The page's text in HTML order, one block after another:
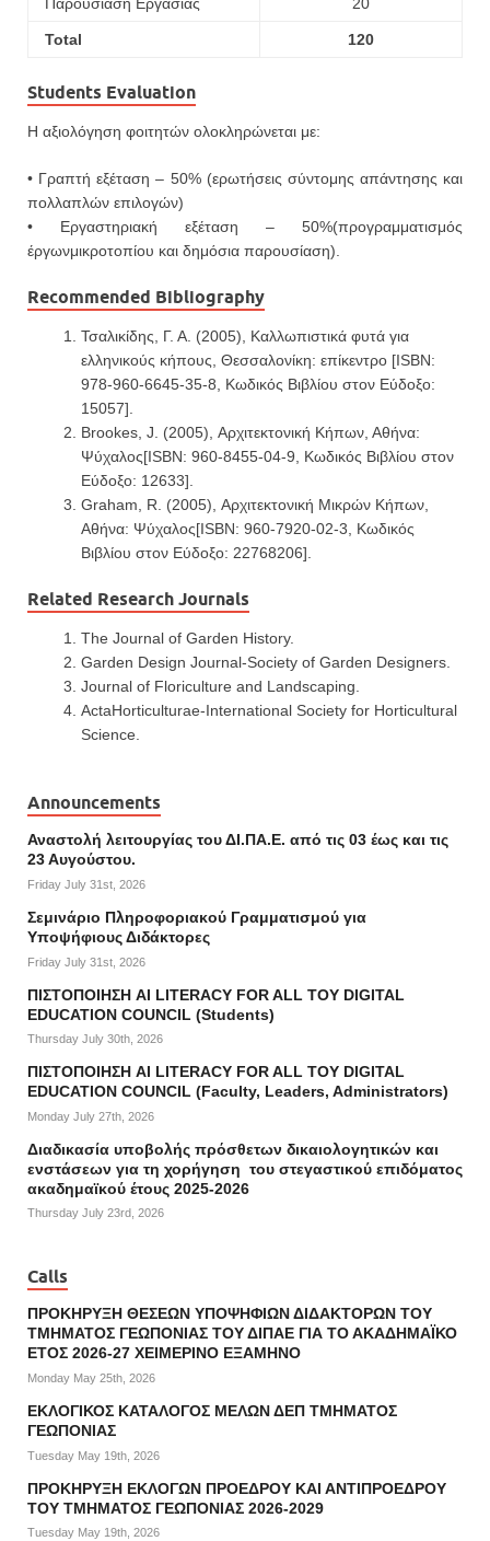
Παρουσίαση Εργασίας 20
Total 120
Students Evaluation
Η αξιολόγηση φοιτητών ολοκληρώνεται με:
• Γραπτή εξέταση – 50% (ερωτήσεις σύντομης απάντησης και
πολλαπλών επιλογών)
• Εργαστηριακή εξέταση – 50%(προγραμματισμός
έργωνμικροτοπίου και δημόσια παρουσίαση).
Recommended Bibliography
Τσαλικίδης, Γ. Α. (2005), Καλλωπιστικά φυτά για
ελληνικούς κήπους, Θεσσαλονίκη: επίκεντρο [ISBN:
978-960-6645-35-8, Κωδικός Βιβλίου στον Εύδοξο:
15057].
Brookes, J. (2005), Αρχιτεκτονική Κήπων, Αθήνα:
Ψύχαλος[ISBN: 960-8455-04-9, Κωδικός Βιβλίου στον
Εύδοξο: 12633].
Graham, R. (2005), Αρχιτεκτονική Μικρών Κήπων,
Αθήνα: Ψύχαλος[ISBN: 960-7920-02-3, Κωδικός
Βιβλίου στον Εύδοξο: 22768206].
Related Research Journals
The Journal of Garden History.
Garden Design Journal-Society of Garden Designers.
Journal of Floriculture and Landscaping.
ActaHorticulturae-International Society for Horticultural
Science.
Announcements
Αναστολή λειτουργίας του ΔΙ.ΠΑ.Ε. από τις 03 έως και τις
23 Αυγούστου.
Friday July 31st, 2026
Σεμινάριο Πληροφοριακού Γραμματισμού για
Υποψήφιους Διδάκτορες
Friday July 31st, 2026
ΠΙΣΤΟΠΟΙΗΣΗ AI LITERACY FOR ALL ΤΟΥ DIGITAL
EDUCATION COUNCIL (Students)
Thursday July 30th, 2026
ΠΙΣΤΟΠΟΙΗΣΗ AI LITERACY FOR ALL ΤΟΥ DIGITAL
EDUCATION COUNCIL (Faculty, Leaders, Administrators)
Monday July 27th, 2026
Διαδικασία υποβολής πρόσθετων δικαιολογητικών και
ενστάσεων για τη χορήγηση του στεγαστικού επιδόματος
ακαδημαϊκού έτους 2025-2026
Thursday July 23rd, 2026
Calls
ΠΡΟΚΗΡΥΞΗ ΘΕΣΕΩΝ ΥΠΟΨΗΦΙΩΝ ΔΙΔΑΚΤΟΡΩΝ ΤΟΥ
ΤΜΗΜΑΤΟΣ ΓΕΩΠΟΝΙΑΣ ΤΟΥ ΔΙΠΑΕ ΓΙΑ ΤΟ ΑΚΑΔΗΜΑΪΚΟ
ΕΤΟΣ 2026-27 ΧΕΙΜΕΡΙΝΟ ΕΞΑΜΗΝΟ
Monday May 25th, 2026
ΕΚΛΟΓΙΚΟΣ ΚΑΤΑΛΟΓΟΣ ΜΕΛΩΝ ΔΕΠ ΤΜΗΜΑΤΟΣ
ΓΕΩΠΟΝΙΑΣ
Tuesday May 19th, 2026
ΠΡΟΚΗΡΥΞΗ ΕΚΛΟΓΩΝ ΠΡΟΕΔΡΟΥ ΚΑΙ ΑΝΤΙΠΡΟΕΔΡΟΥ
ΤΟΥ ΤΜΗΜΑΤΟΣ ΓΕΩΠΟΝΙΑΣ 2026-2029
Tuesday May 19th, 2026